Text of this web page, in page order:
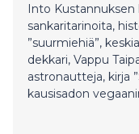
Into Kustannuksen
sankaritarinoita,
”suurmiehiä”,
dekkari, Vappu
astronautteja, kirja
kausisadon